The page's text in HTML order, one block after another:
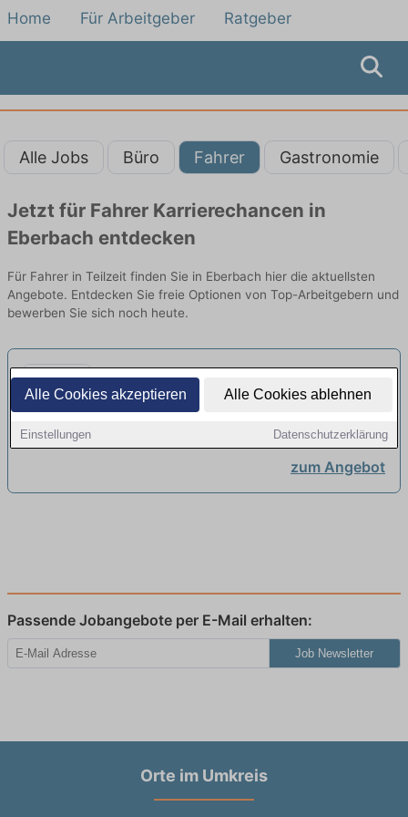
Alle Cookies akzeptieren Alle Cookies ablehnen
Einstellungen Datenschutzerklärung
Home Für Arbeitgeber Ratgeber
Alle Jobs Büro Fahrer Gastronomie
Jetzt für Fahrer Karrierechancen in
Eberbach entdecken
Für Fahrer in Teilzeit finden Sie in Eberbach hier die aktuellsten
Angebote. Entdecken Sie freie Optionen von Top-Arbeitgebern und
bewerben Sie sich noch heute.
LKW-Fahrer Klasse CE Vollzeit und
Teilzeit neu
Wilhelm Schüssler Spedition GmbH |
zum Angebot
Passende Jobangebote per E-Mail erhalten:
Job Newsletter
Orte im Umkreis